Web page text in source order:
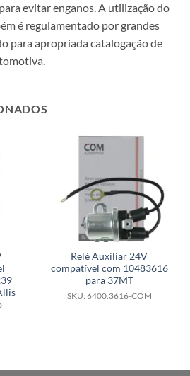
evitar enganos. A utilização do
é regulamentado por grandes
para apropriada catalogação de
Relé Auxiliar 24V
compatível com 10483616
para 37MT
SKU: 6400.3616-COM